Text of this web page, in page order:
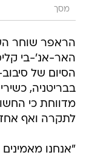
מסך
הראפר שוחר
האר-אנ'-בי
הסיום של
בבריטניה,
מדווחת כי
לתקרה ואף
"אנחנו